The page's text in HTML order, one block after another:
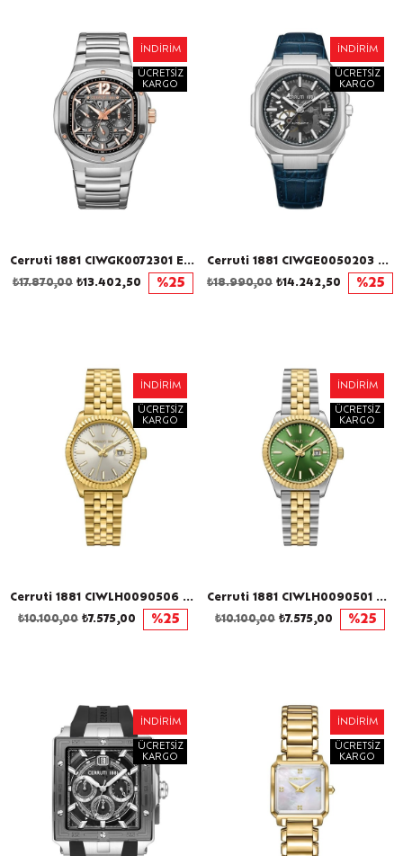
Cerruti 1881 CIWGK0072301 Erkek Kol Saati
İNDIRIM
ÜCRETSIZ
KARGO
₺13.402,50
₺17.870,00 %25
Cerruti 1881 CIWGE0050203 Otomatik Erkek Kol Saati
İNDIRIM
ÜCRETSIZ
KARGO
₺14.242,50
₺18.990,00 %25
Cerruti 1881 CIWLH0090506 Kadın Kol Saati
İNDIRIM
ÜCRETSIZ
KARGO
₺7.575,00
₺10.100,00 %25
Cerruti 1881 CIWLH0090501 Kadın Kol Saati
İNDIRIM
ÜCRETSIZ
KARGO
₺7.575,00
₺10.100,00 %25
İNDIRIM
ÜCRETSIZ
KARGO
İNDIRIM
ÜCRETSIZ
KARGO